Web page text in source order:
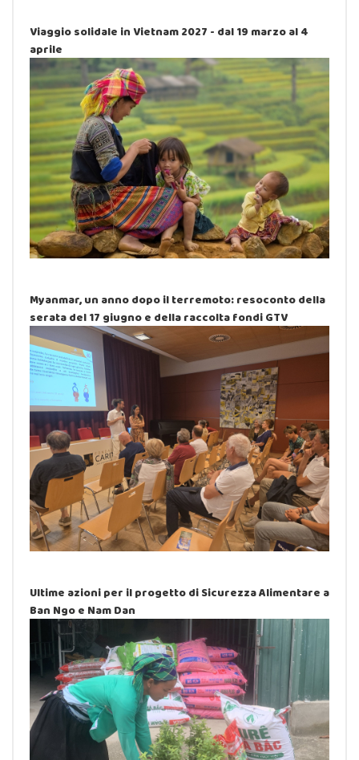
Viaggio solidale in Vietnam 2027 - dal 19 marzo al 4
aprile
Myanmar, un anno dopo il terremoto: resoconto della
serata del 17 giugno e della raccolta fondi GTV
Ultime azioni per il progetto di Sicurezza Alimentare a
Ban Ngo e Nam Dan